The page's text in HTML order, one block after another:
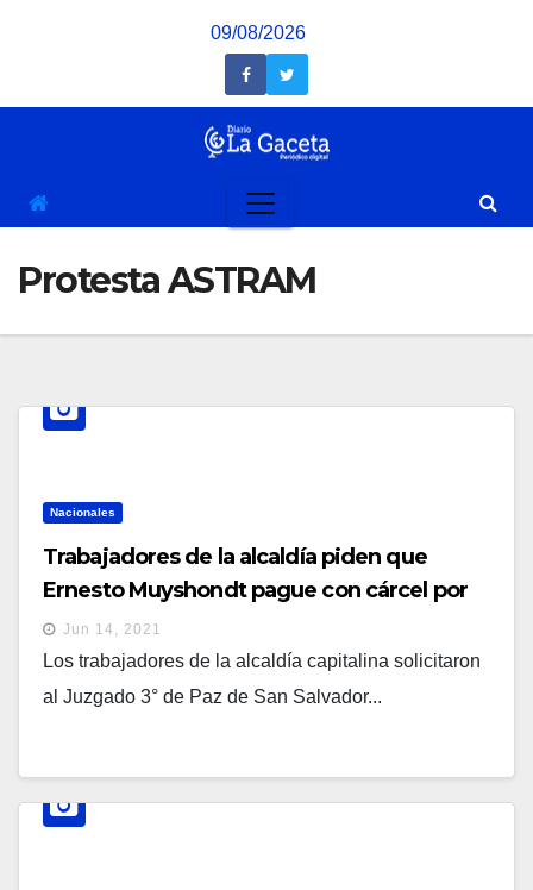
09/08/2026
Protesta ASTRAM
Nacionales
Trabajadores de la alcaldía piden que
Ernesto Muyshondt pague con cárcel por
las retenciones laborales de la alcaldía
Jun 14, 2021
Los trabajadores de la alcaldía capitalina solicitaron
al Juzgado 3° de Paz de San Salvador...